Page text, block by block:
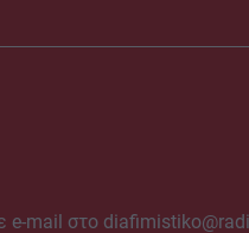
e-mail στο